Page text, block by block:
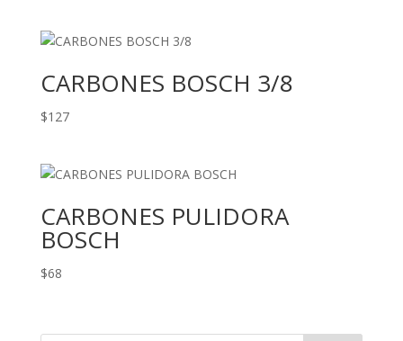
CARBONES BOSCH 3/8
$127
CARBONES PULIDORA
BOSCH
$68